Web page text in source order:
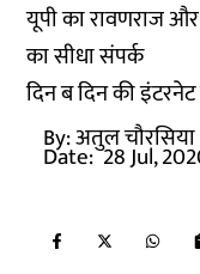
यूपी का रावणराज
का सीधा संपर्क
दिन ब दिन की इंटरनेट
By:अतुल चौरसिया
Date: 28 Jul,